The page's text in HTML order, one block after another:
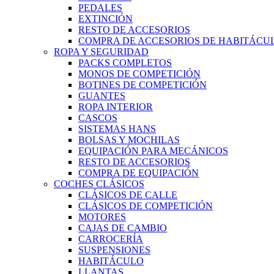
PEDALES
EXTINCIÓN
RESTO DE ACCESORIOS
COMPRA DE ACCESORIOS DE
ROPA Y SEGURIDAD
PACKS COMPLETOS
MONOS DE COMPETICIÓN
BOTINES DE COMPETICIÓN
GUANTES
ROPA INTERIOR
CASCOS
SISTEMAS HANS
BOLSAS Y MOCHILAS
EQUIPACIÓN PARA MECÁNICOS
RESTO DE ACCESORIOS
COMPRA DE EQUIPACIÓN
COCHES CLÁSICOS
CLÁSICOS DE CALLE
CLÁSICOS DE COMPETICIÓN
MOTORES
CAJAS DE CAMBIO
CARROCERÍA
SUSPENSIONES
HABITÁCULO
LLANTAS